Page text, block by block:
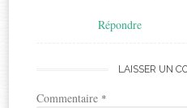
Répondre
LAISSER UN
Commentaire *